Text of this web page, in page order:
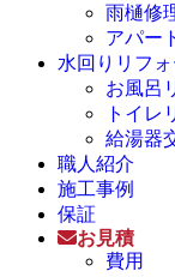
雨樋修
アパー
水回りリフォ
お風呂
トイレ
給湯器
職人紹介
施工事例
保証
お見積
費用